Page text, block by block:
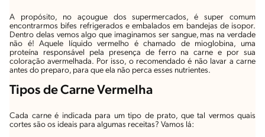
A propósito, no açougue dos supermercados, é super comum
encontrarmos bifes refrigerados e embalados em bandejas de isopor.
Dentro delas vemos algo que imaginamos ser sangue, mas na verdade
não é! Aquele líquido vermelho é chamado de mioglobina, uma
proteína responsável pela presença de ferro na carne e por sua
coloração avermelhada. Por isso, o recomendado é não lavar a carne
antes do preparo, para que ela não perca esses nutrientes.
Tipos de Carne Vermelha
Cada carne é indicada para um tipo de prato, que tal vermos quais
cortes são os ideais para algumas receitas? Vamos lá: